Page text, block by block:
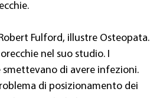
Fulford, illustre Osteopata.
nel suo studio. I
di avere infezioni.
di posizionamento dei